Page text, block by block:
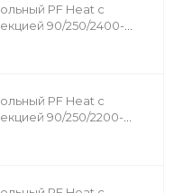
PF Heat с
90/250/2400-
PF Heat с
90/250/2200-